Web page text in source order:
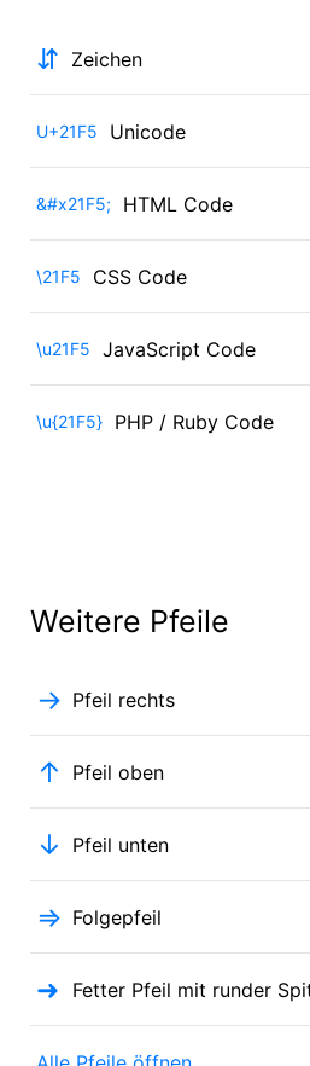
⇵ Zeichen
U+21F5 Unicode
&#x21F5; HTML Code
\21F5 CSS Code
\u21F5 JavaScript Code
\u{21F5} PHP / Ruby Code
Weitere Pfeile
→ Pfeil rechts
↑ Pfeil oben
↓ Pfeil unten
⇒ Folgepfeil
➜